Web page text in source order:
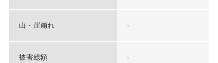
山・崖崩れ -
被害総額 -